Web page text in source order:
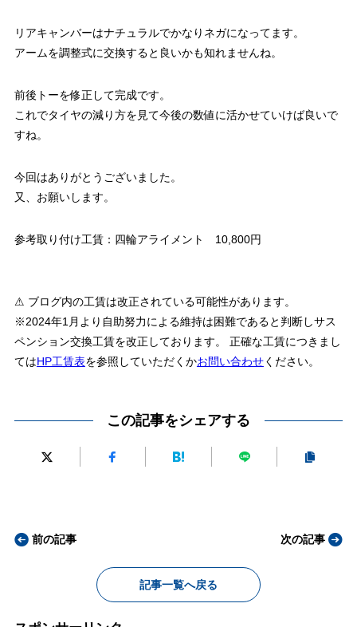
リアキャンバーはナチュラルでかなりネガになってます。
アームを調整式に交換すると良いかも知れませんね。
前後トーを修正して完成です。
これでタイヤの減り方を見て今後の数値に活かせていけば良いで
すね。
今回はありがとうございました。
又、お願いします。
参考取り付け工賃：四輪アライメント 10,800円
⚠ ブログ内の工賃は改正されている可能性があります。
※2024年1月より自助努力による維持は困難であると判断しサス
ペンション交換工賃を改正しております。 正確な工賃につきまし
てはHP工賃表を参照していただくかお問い合わせください。
この記事をシェアする
前の記事
記事一覧へ戻る
次の記事